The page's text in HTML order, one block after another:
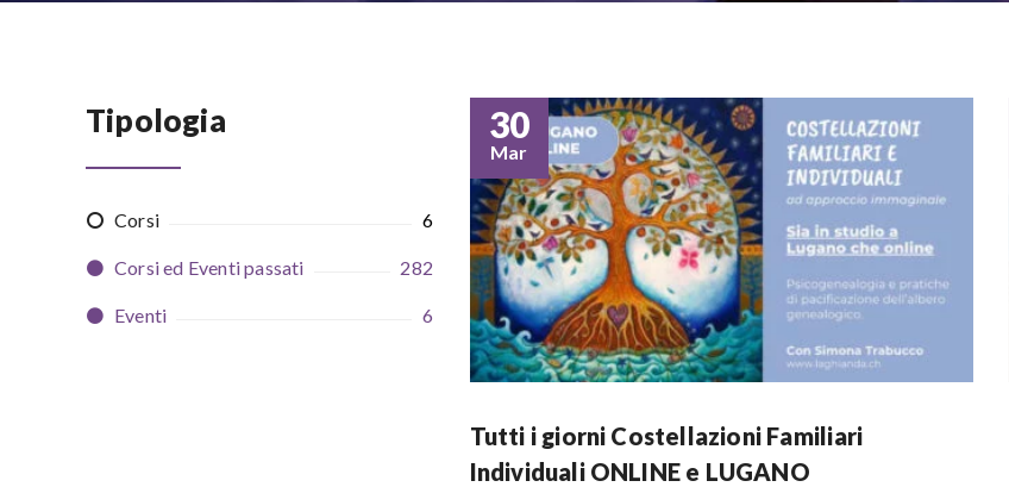
30
Mar
Tutti i giorni Costellazioni Familiari
Individuali ONLINE e LUGANO
Tipologia
Corsi 6
Corsi ed Eventi passati 282
Eventi 6